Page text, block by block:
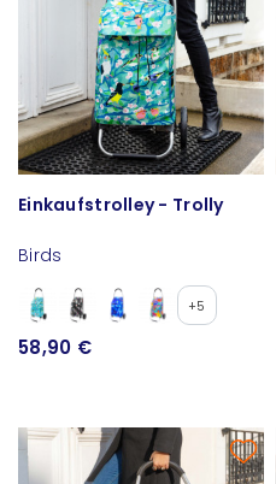
Einkaufstrolley - Trolly
Birds
+5
58,90 €